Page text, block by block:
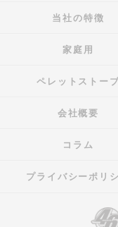
当社の特徴
家庭用
ペレットストー
会社概要
コラム
プライバシーポリ